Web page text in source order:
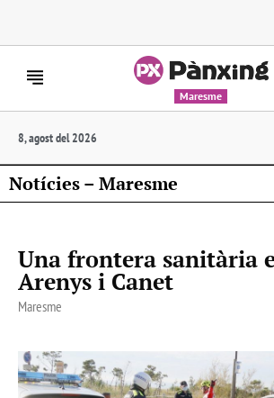
Maresme
8, agost del 2026
Notícies – Maresme
Una frontera sanitària
Arenys i Canet
Maresme